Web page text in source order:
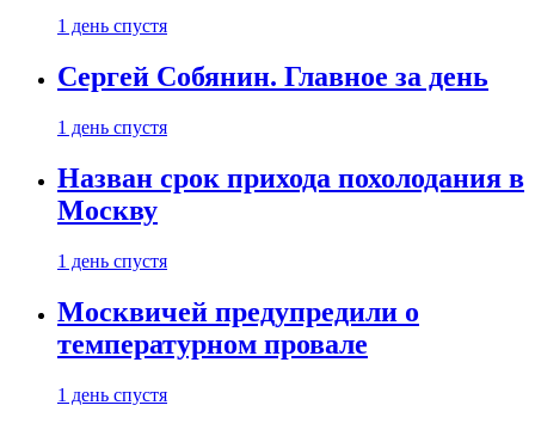
1 день спустя
Сергей Собянин. Главное за день
1 день спустя
Назван срок прихода похолодания в
Москву
1 день спустя
Москвичей предупредили о
температурном провале
1 день спустя